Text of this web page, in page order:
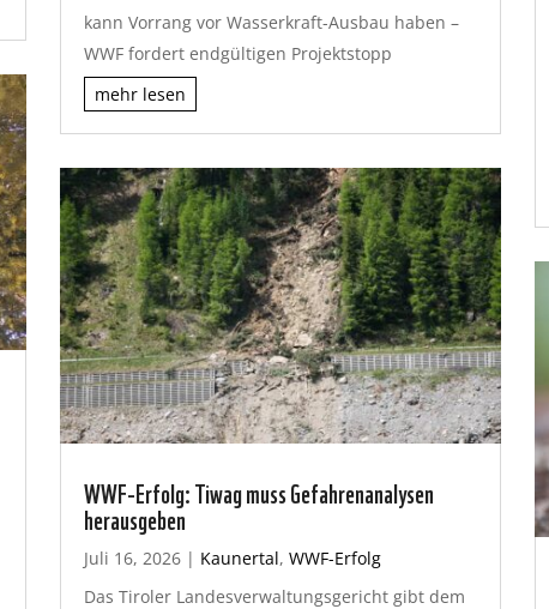
kann Vorrang vor Wasserkraft-Ausbau haben –
WWF fordert endgültigen Projektstopp
mehr lesen
WWF-Erfolg: Tiwag muss Gefahrenanalysen
herausgeben
Juli 16, 2026| Kaunertal, WWF-Erfolg
Das Tiroler Landesverwaltungsgericht gibt dem